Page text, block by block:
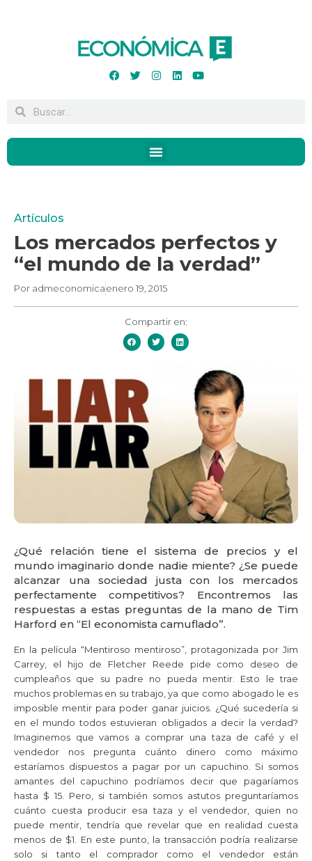
Artículos
Los mercados perfectos y
“el mundo de la verdad”
Por admeconomicaenero 19, 2015
Compartir en:
¿Qué relación tiene el sistema de precios y el
mundo imaginario donde nadie miente? ¿Se puede
alcanzar una sociedad justa con los mercados
perfectamente competitivos? Encontremos las
respuestas a estas preguntas de la mano de Tim
Harford en “El economista camuflado”.
En la película “Mentiroso mentiroso”, protagonizada por Jim
Carrey, el hijo de Fletcher Reede pide como deseo de
cumpleaños que su padre no pueda mentir. Esto le trae
muchos problemas en su trabajo, ya que como abogado le es
imposible mentir para poder ganar juicios. ¿Qué sucedería si
en el mundo todos estuvieran obligados a decir la verdad?
Imaginemos que vamos a comprar una taza de café y el
vendedor nos pregunta cuánto dinero como máximo
estaríamos dispuestos a pagar por un capuchino. Si somos
amantes del capuchino podríamos decir que pagaríamos
hasta $ 15. Pero, si también somos astutos preguntaríamos
cuánto cuesta producir esa taza y el vendedor, quien no
puede mentir, tendría que revelar que en realidad cuesta
menos de $1. En este punto, la transacción podría realizarse
solo si tanto el comprador como el vendedor están